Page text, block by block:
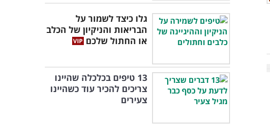
גלו כיצד לשמור על
הבריאות והניקיון של הכלב
או החתול שלכם
13 טיפים בכלכלה שהיינו
צריכים להכיר עוד כשהיינו
צעירים